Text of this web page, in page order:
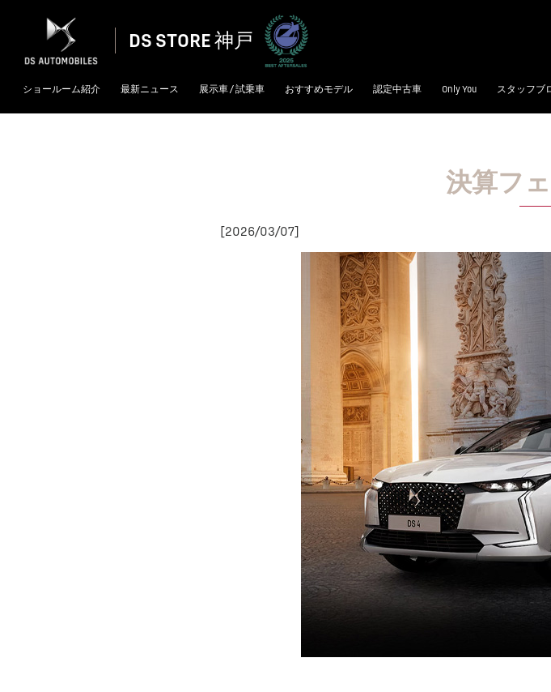
DS STORE 神戸
ショールーム紹介 最新ニュース 展示車 / 試乗車 おすすめモデル 認定中古車 Only You スタッフブ
決算フ
[2026/03/07]